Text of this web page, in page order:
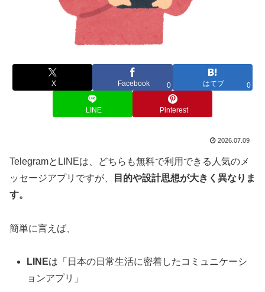
X Facebook 0 はてブ 0
LINE Pinterest
2026.07.09
TelegramとLINEは、どちらも無料で利用できる人気のメ
ッセージアプリですが、
目的や設計思想が大きく異なりま
す。
簡単に言えば、
LINEは「日本の日常生活に密着したコミュニケーシ
ョンアプリ」